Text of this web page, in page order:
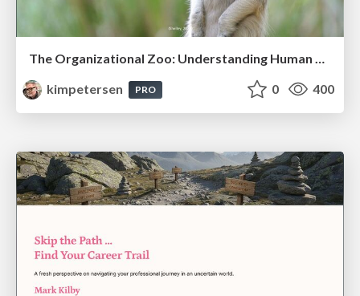
The Organizational Zoo: Understanding Human Behavior Agility Through Metaphoric Constructive Conversations (based on the works of Arthur Shelley, Ph.D)
kimpetersen
PRO 0 400